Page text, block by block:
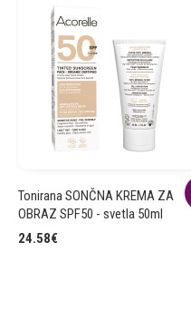
Tonirana SONČNA KREMA ZA
OBRAZ SPF50 - svetla 50ml
24.58€